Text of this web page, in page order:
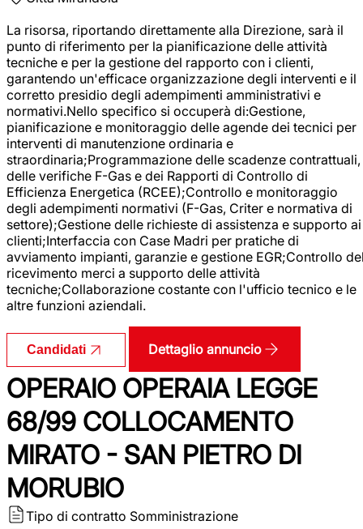
La risorsa, riportando direttamente alla Direzione, sarà il
punto di riferimento per la pianificazione delle attività
tecniche e per la gestione del rapporto con i clienti,
garantendo un'efficace organizzazione degli interventi e il
corretto presidio degli adempimenti amministrativi e
normativi.Nello specifico si occuperà di:Gestione,
pianificazione e monitoraggio delle agende dei tecnici per
interventi di manutenzione ordinaria e
straordinaria;Programmazione delle scadenze contrattuali,
delle verifiche F-Gas e dei Rapporti di Controllo di
Efficienza Energetica (RCEE);Controllo e monitoraggio
degli adempimenti normativi (F-Gas, Criter e normativa di
settore);Gestione delle richieste di assistenza e supporto ai
clienti;Interfaccia con Case Madri per pratiche di
avviamento impianti, garanzie e gestione EGR;Controllo
ricevimento merci a supporto delle attività
tecniche;Collaborazione costante con l'ufficio tecnico e le
altre funzioni aziendali.
Candidati Dettaglio annuncio
OPERAIO OPERAIA LEGGE
68/99 COLLOCAMENTO
MIRATO - SAN PIETRO DI
MORUBIO
Tipo di contratto Somministrazione